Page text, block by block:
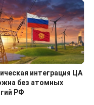
интеграция ЦА
без атомных
РФ